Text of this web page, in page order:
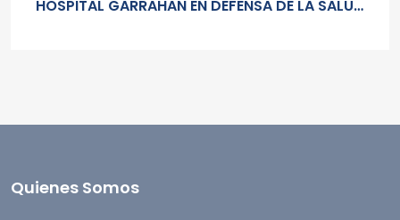
HOSPITAL GARRAHAN EN DEFENSA DE LA SALUD
Quienes Somos